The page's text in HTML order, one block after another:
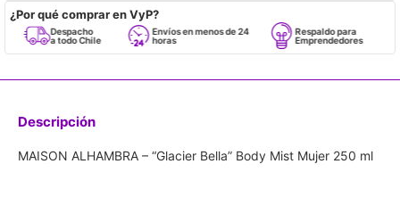
¿Por qué comprar en VyP?
Despacho
a todo Chile
Envíos en menos de 24
horas
Respaldo para
Emprendedores
Descripción
MAISON ALHAMBRA – “Glacier Bella” Body Mist Mujer 250 ml